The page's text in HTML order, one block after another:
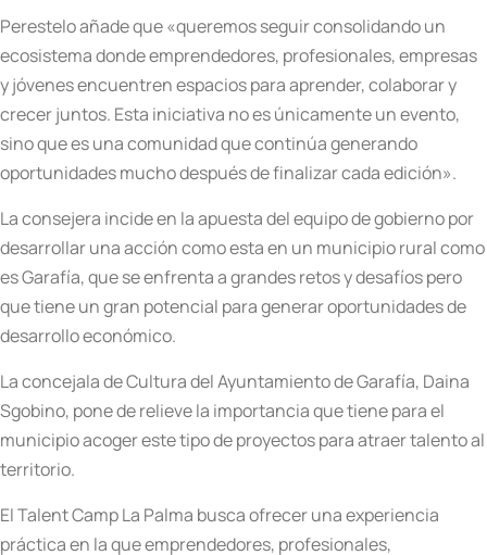
Perestelo añade que «queremos seguir consolidando un
ecosistema donde emprendedores, profesionales, empresas
y jóvenes encuentren espacios para aprender, colaborar y
crecer juntos. Esta iniciativa no es únicamente un evento,
sino que es una comunidad que continúa generando
oportunidades mucho después de finalizar cada edición».
La consejera incide en la apuesta del equipo de gobierno por
desarrollar una acción como esta en un municipio rural como
es Garafía, que se enfrenta a grandes retos y desafíos pero
que tiene un gran potencial para generar oportunidades de
desarrollo económico.
La concejala de Cultura del Ayuntamiento de Garafía, Daina
Sgobino, pone de relieve la importancia que tiene para el
municipio acoger este tipo de proyectos para atraer talento al
territorio.
El Talent Camp La Palma busca ofrecer una experiencia
práctica en la que emprendedores, profesionales,